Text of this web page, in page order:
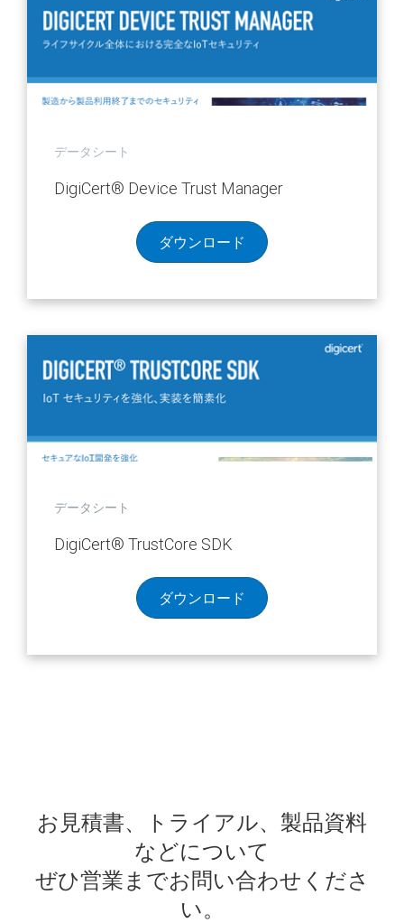
データシート
DigiCert® Device Trust Manager
ダウンロード
データシート
DigiCert® TrustCore SDK
ダウンロード
お見積書、トライアル、製品資料
などについて
ぜひ営業までお問い合わせくださ
い。